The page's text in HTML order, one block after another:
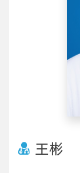
王彬